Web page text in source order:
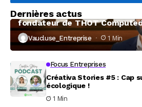
Dernières actus
À la rencontre de Christophe
fondateur de THOT
Vaucluse_Entreprise 1 Min
Focus Entreprises
Créativa Stories #5 : Cap
écologique !
1 Min